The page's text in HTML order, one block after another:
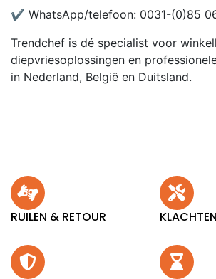
✔ WhatsApp/telefoon: 0031-(0)85
Trendchef is dé specialist voor
diepvriesoplossingen en
in Nederland, België en Duitsland.
RUILEN & RETOUR